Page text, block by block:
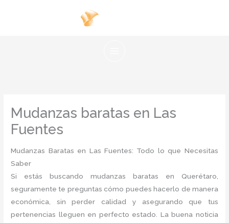
Mudanzas baratas en Las
Fuentes
Mudanzas Baratas en Las Fuentes: Todo lo que Necesitas
Saber
Si estás buscando mudanzas baratas en Querétaro,
seguramente te preguntas cómo puedes hacerlo de manera
económica, sin perder calidad y asegurando que tus
pertenencias lleguen en perfecto estado. La buena noticia